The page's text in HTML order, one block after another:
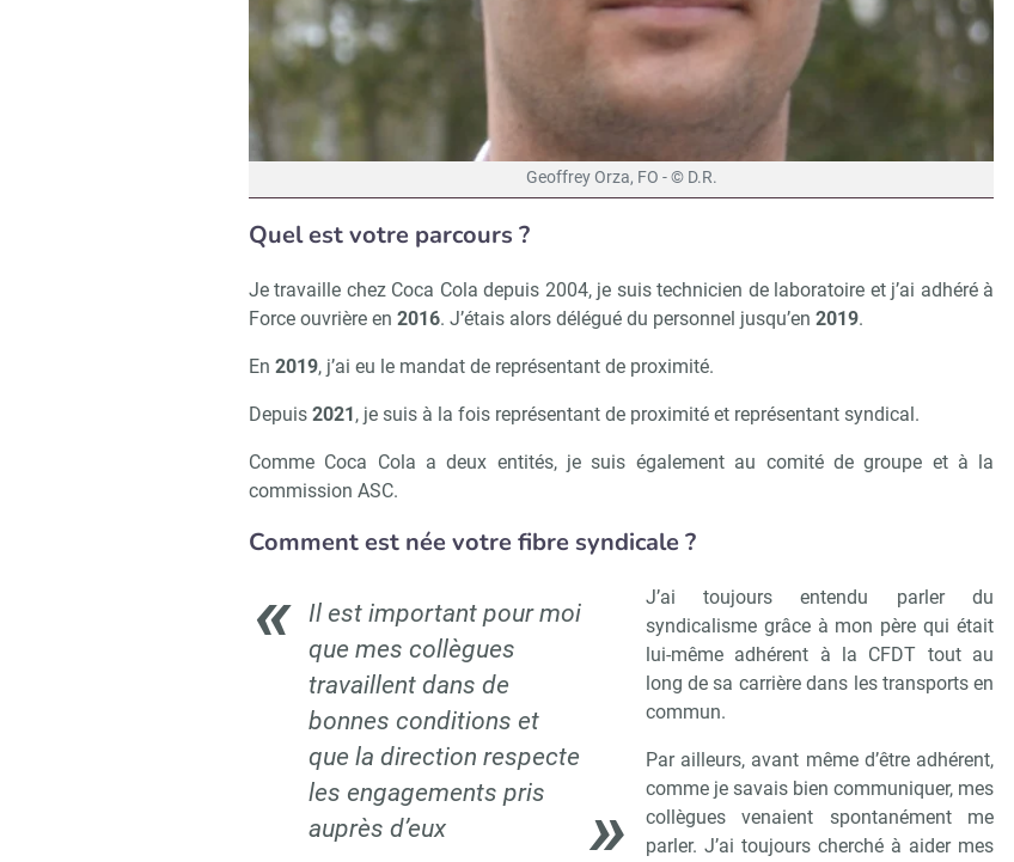
Geoffrey Orza, FO - © D.R.
Quel est votre parcours ?
Je travaille chez Coca Cola depuis 2004, je suis technicien de laboratoire et j’ai adhéré à
Force ouvrière en 2016. J’étais alors délégué du personnel jusqu’en 2019.
En 2019, j’ai eu le mandat de représentant de proximité.
Depuis 2021, je suis à la fois représentant de proximité et représentant syndical.
Comme Coca Cola a deux entités, je suis également au comité de groupe et à la
commission ASC.
Comment est née votre fibre syndicale ?
Il est important pour moi
que mes collègues
travaillent dans de
bonnes conditions et
que la direction respecte
les engagements pris
auprès d’eux
J’ai toujours entendu parler du
syndicalisme grâce à mon père qui était
lui-même adhérent à la CFDT tout au
long de sa carrière dans les transports en
commun.
Par ailleurs, avant même d’être adhérent,
comme je savais bien communiquer, mes
collègues venaient spontanément me
parler. J’ai toujours cherché à aider mes